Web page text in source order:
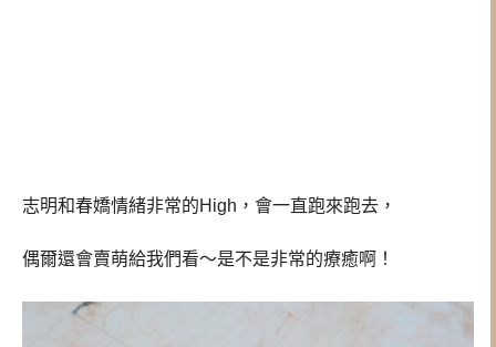
志明和春嬌情緒非常的High，會一直跑來跑去，
偶爾還會賣萌給我們看～是不是非常的療癒啊！